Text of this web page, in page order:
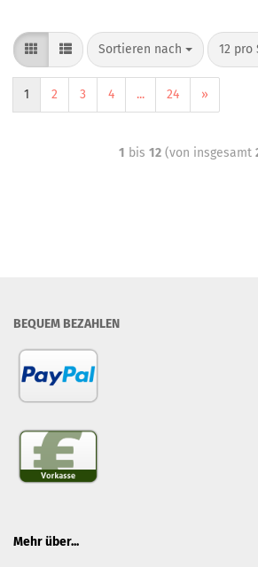
Sortieren nach 12 pro
1 2 3 4 ... 24 »
1 bis 12(von insgesamt
BEQUEM BEZAHLEN
Mehr über...